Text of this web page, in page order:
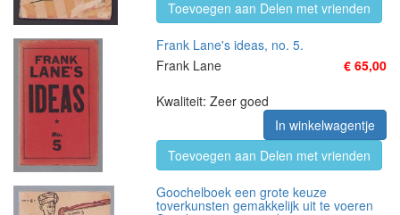
Toevoegen aan Delen met vrienden
Frank Lane's ideas, no. 5.
Frank Lane
€ 65,00
Kwaliteit: Zeer goed
In winkelwagentje
Toevoegen aan Delen met vrienden
Goochelboek een grote keuze
toverkunsten gemakkelijk uit te voeren